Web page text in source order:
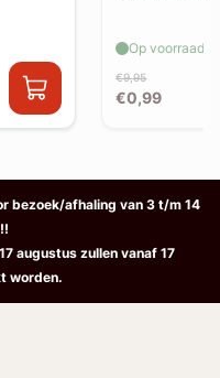
€9,95
€0,99
Op voorraad
bezoek/afhaling van 3 t/m 14
augustus zullen vanaf 17
worden.